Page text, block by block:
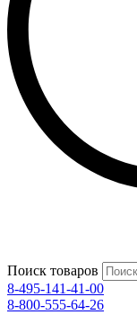
Поиск товаров
8-495-141-41-00
8-800-555-64-26